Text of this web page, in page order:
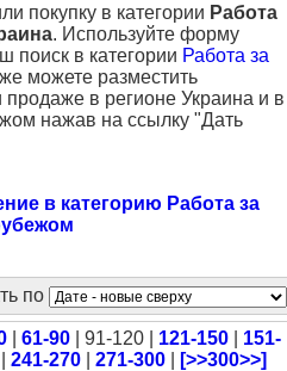
покупку в категории Работа
. Используйте форму
поиск в категории Работа за
можете разместить
в регионе Украина и в
нажав на ссылку "Дать
в категорию Работа за
по
61-90 | 91-120 | 121-150
151-
241-270 271-300 [>>300>>]